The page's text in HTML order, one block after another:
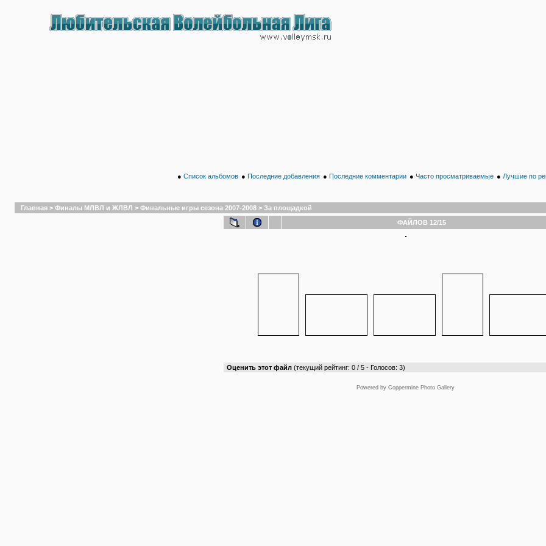
● Список альбомов ● Последние добавления ● Последние комментарии ● Часто просматриваемые ● Лучшие по
Главная > Финалы МЛВЛ и ЖЛВЛ > Финальные игры сезона 2007-2008 > За площадкой
ФАЙЛОВ 12/15
Оценить этот файл (текущий рейтинг: 0 / 5 - Голосов: 3)
Powered by Coppermine Photo Gallery